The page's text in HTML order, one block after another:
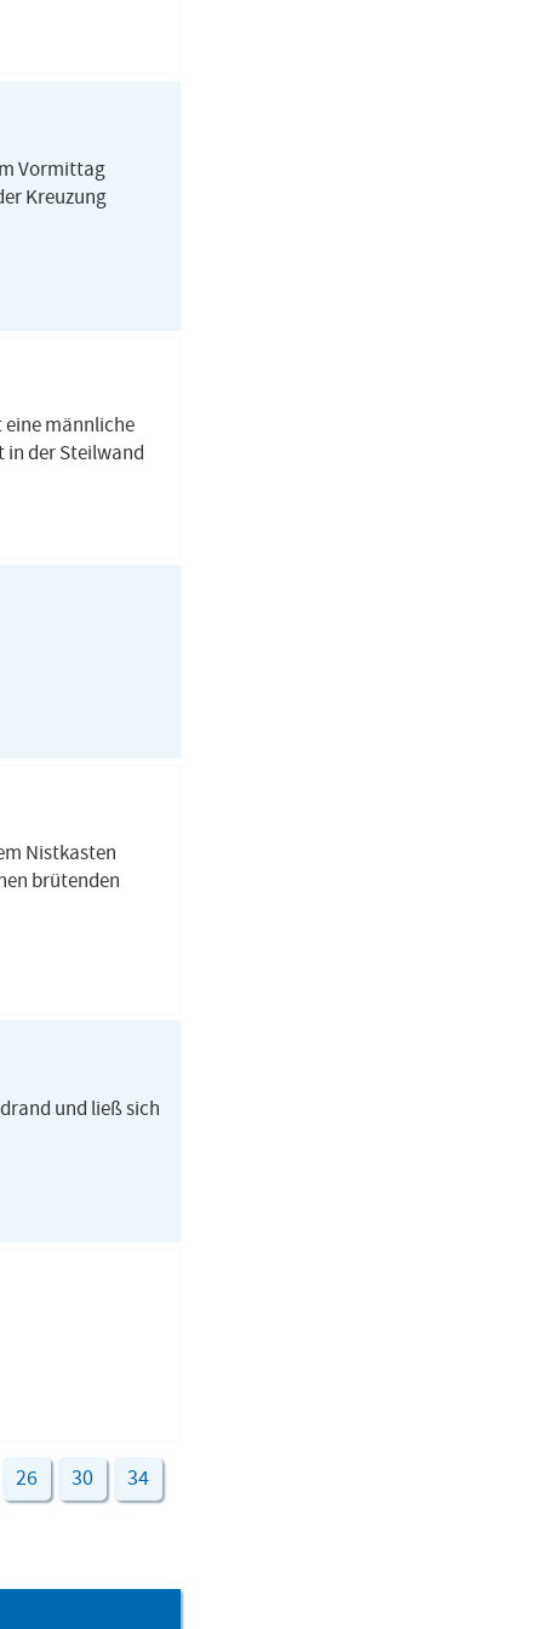
Vormittag
Kreuzung
eine männliche
in der Steilwand
Nistkasten
brütenden
und ließ sich
26 30 34